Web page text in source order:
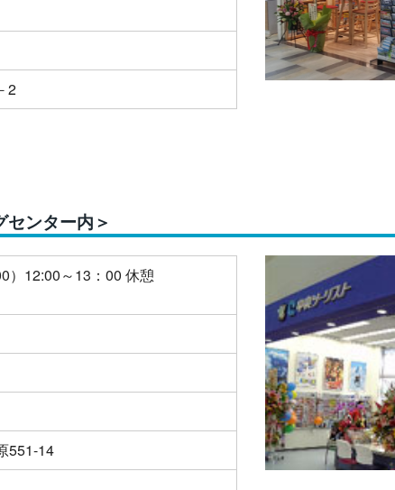
2
ンター内＞
）12:00～13：00 休憩
551-14